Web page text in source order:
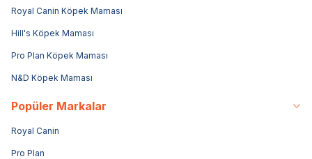
Royal Canin Köpek Maması
Hill's Köpek Maması
Pro Plan Köpek Maması
N&D Köpek Maması
Popüler Markalar
Royal Canin
Pro Plan